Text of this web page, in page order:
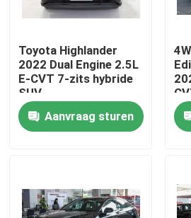
Toyota hybride voertuig
Haval-voertuig
Hyundai-voertuigen
Toyota Highlander
2022 Dual Engine 2.5L
E-CVT 7-zits hybride
SUV
Aanvraag sturen